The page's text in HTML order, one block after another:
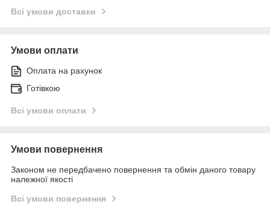
Всі умови доставки
Умови оплати
Оплата на рахунок
Готівкою
Всі умови оплати
Умови повернення
Законом не передбачено повернення та обмін даного товару
належної якості
Всі умови повернення